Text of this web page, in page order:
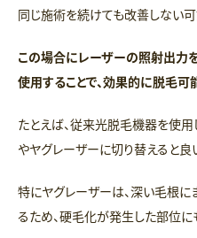
同じ施術を続けても改善しない可
この場合にレーザーの照射出力
使用することで、効果的に脱毛可
たとえば、従来光脱毛機器を使用
やヤグレーザーに切り替えると良
特にヤグレーザーは、深い毛根
るため、硬毛化が発生した部位に